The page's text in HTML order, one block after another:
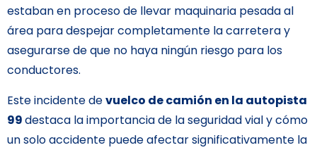
estaban en proceso de llevar maquinaria pesada al
área para despejar completamente la carretera y
asegurarse de que no haya ningún riesgo para los
conductores.
Este incidente devuelco de camión en la autopista
99destaca la importancia de la seguridad vial y cómo
un solo accidente puede afectar significativamente la